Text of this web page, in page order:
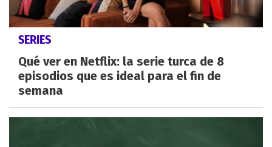
SERIES
Qué ver en Netflix: la serie turca de 8
episodios que es ideal para el fin de
semana